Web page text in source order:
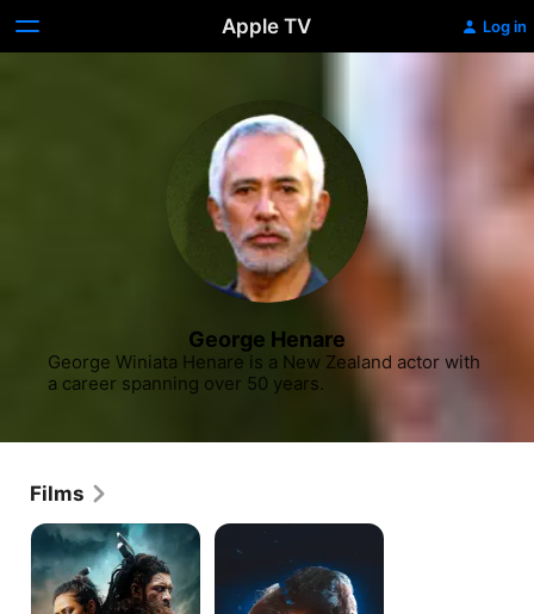
Apple TV Log in
George Henare
George Winiata Henare is a New Zealand actor with
a career spanning over 50 years.
Films
The
Dead
Lands
The
Rule
Jenny
Pen